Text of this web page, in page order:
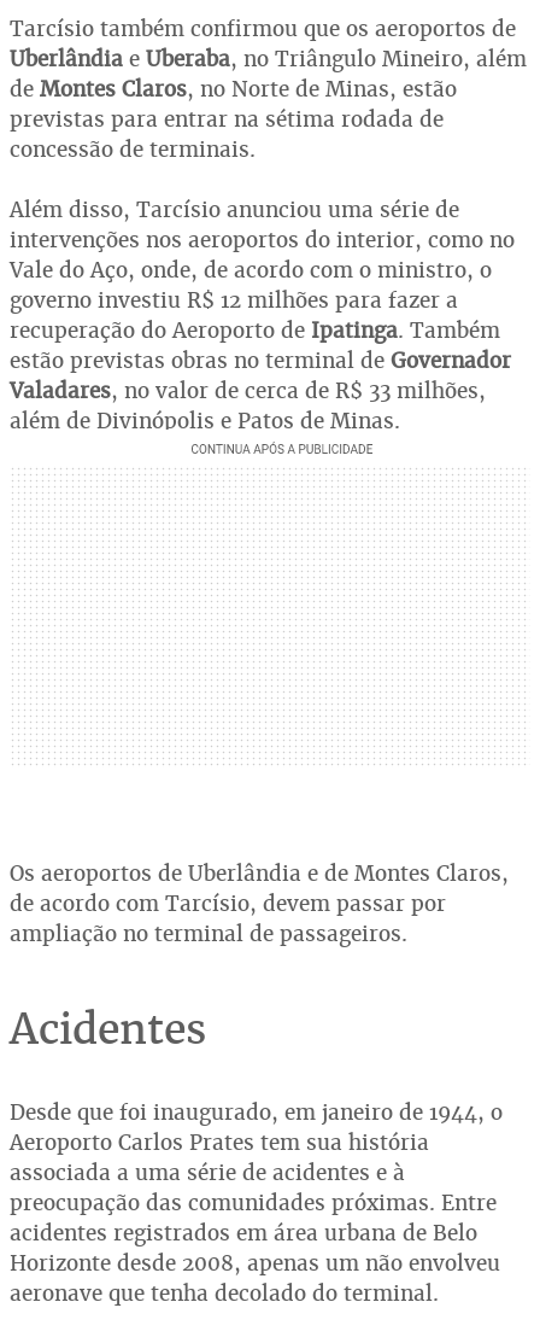
Tarcísio também confirmou que os aeroportos de
Uberlândia e Uberaba, no Triângulo Mineiro, além
de Montes Claros, no Norte de Minas, estão
previstas para entrar na sétima rodada de
concessão de terminais.
Além disso, Tarcísio anunciou uma série de
intervenções nos aeroportos do interior, como no
Vale do Aço, onde, de acordo com o ministro, o
governo investiu R$ 12 milhões para fazer a
recuperação do Aeroporto de Ipatinga. Também
estão previstas obras no terminal de Governador
Valadares, no valor de cerca de R$ 33 milhões,
além de Divinópolis e Patos de Minas.
Os aeroportos de Uberlândia e de Montes Claros,
de acordo com Tarcísio, devem passar por
ampliação no terminal de passageiros.
Acidentes
Desde que foi inaugurado, em janeiro de 1944, o
Aeroporto Carlos Prates tem sua história
associada a uma série de acidentes e à
preocupação das comunidades próximas. Entre
acidentes registrados em área urbana de Belo
Horizonte desde 2008, apenas um não envolveu
aeronave que tenha decolado do terminal.